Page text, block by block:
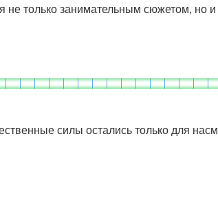
не только занимательным сюжетом, но
силы остались только для